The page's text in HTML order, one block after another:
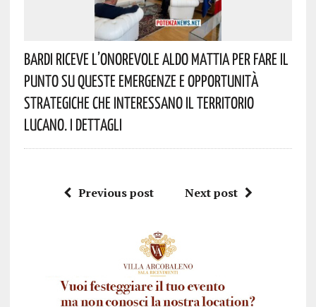
Bardi Riceve L’onorevole Aldo Mattia Per Fare Il
Punto Su Queste Emergenze E Opportunità
Strategiche Che Interessano Il Territorio
Lucano. I Dettagli
Previous post Next post